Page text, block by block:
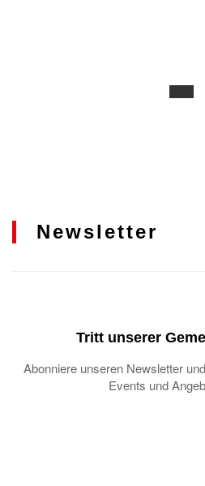
Newsletter
Tritt unserer
Abonniere unseren Newsletter
Events und